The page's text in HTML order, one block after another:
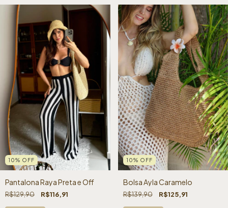
10% OFF
Pantalona Raya Preta e Off
R$129,90 R$116,91
10% OFF
Bolsa Ayla Caramelo
R$139,90 R$125,91